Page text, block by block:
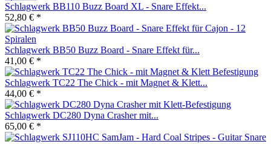
Schlagwerk BB110 Buzz Board XL - Snare Effekt...
52,80 € *
Schlagwerk BB50 Buzz Board - Snare Effekt für...
41,00 € *
Schlagwerk TC22 The Chick - mit Magnet & Klett...
44,00 € *
Schlagwerk DC280 Dyna Crasher mit...
65,00 € *